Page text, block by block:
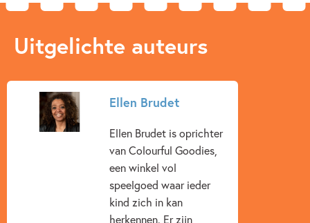
Uitgelichte auteurs
Ellen Brudet
Ellen Brudet is oprichter
van Colourful Goodies,
een winkel vol
speelgoed waar ieder
kind zich in kan
herkennen. Er zijn